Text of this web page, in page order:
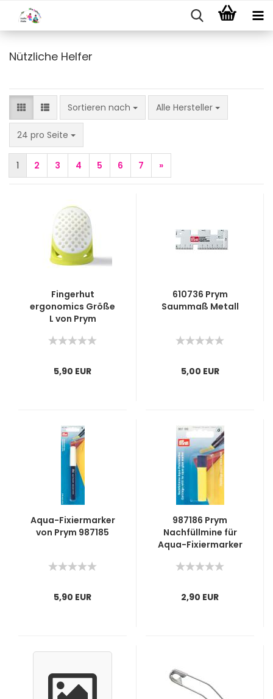
Nützliche Helfer
Sortieren nach
Sortieren nach Alle Hersteller
24 pro Seite
pro Seite
1 2 3 4 5 6 7 »
Fingerhut
ergonomics Größe
L von Prym
5,90 EUR
610736 Prym
Saummaß Metall
5,00 EUR
Aqua-Fixiermarker
von Prym 987185
5,90 EUR
987186 Prym
Nachfüllmine für
Aqua-Fixiermarker
2,90 EUR